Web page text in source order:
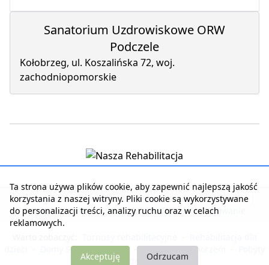
Sanatorium Uzdrowiskowe ORW
Podczele
Kołobrzeg, ul. Koszalińska 72, woj.
zachodniopomorskie
Strona główna | Kontakt z serwisem | Reklama w serwisie
Regulamin serwisu | Polityka prywatności | Logowanie
Domy Seniora i Opieki - Noclegi nad morzem
dla zdrowia
Ta strona używa plików cookie, aby zapewnić najlepszą jakość
korzystania z naszej witryny. Pliki cookie są wykorzystywane
do personalizacji treści, analizy ruchu oraz w celach
reklamowych.
Akceptuję Odrzucam